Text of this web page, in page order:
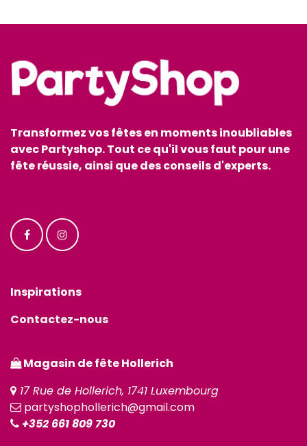
Transformez vos fêtes en moments inoubliables
avec Partyshop. Tout ce qu'il vous faut pour une
fête réussie, ainsi que des conseils d'experts.
Inspirations
Contactez-nous
Magasin de fête Hollerich
17 Rue de Hollerich, 1741 Luxembourg
partyshophollerich@gmail.com
+352 661 809 730